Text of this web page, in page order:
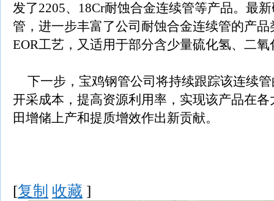
发了2205、18Cr耐蚀合金连续管等产品。最
管，进一步丰富了公司耐蚀合金连续管的产
EOR工艺，又适用于部分含少量硫化氢、二
下一步，宝鸡钢管公司将持续跟踪该连续
开采成本，提高资源利用率，实现该产品在
田增储上产和提质增效作出新贡献。
[复制 收藏 ]